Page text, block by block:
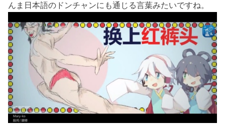
んま日本語のドンチャンにも通じる言葉みたいですね。